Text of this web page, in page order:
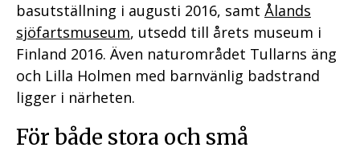
basutställning i augusti 2016, samt Ålands
sjöfartsmuseum, utsedd till årets museum i
Finland 2016. Även naturområdet Tullarns äng
och Lilla Holmen med barnvänlig badstrand
ligger i närheten.
För både stora och små